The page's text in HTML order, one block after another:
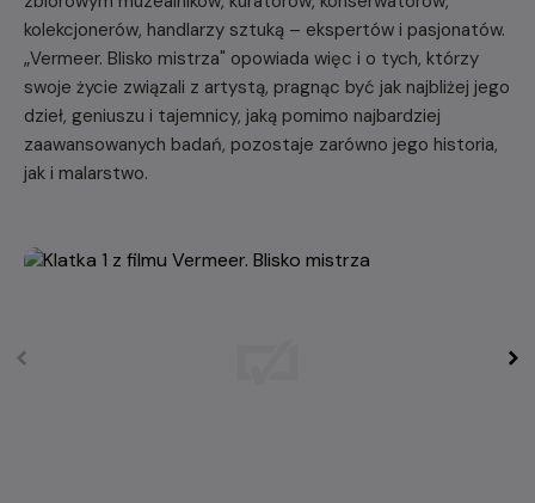
kolekcjonerów, handlarzy sztuką – ekspertów i pasjonatów.
„Vermeer. Blisko mistrza" opowiada więc i o tych, którzy
swoje życie związali z artystą, pragnąc być jak najbliżej jego
dzieł, geniuszu i tajemnicy, jaką pomimo najbardziej
zaawansowanych badań, pozostaje zarówno jego historia,
jak i malarstwo.